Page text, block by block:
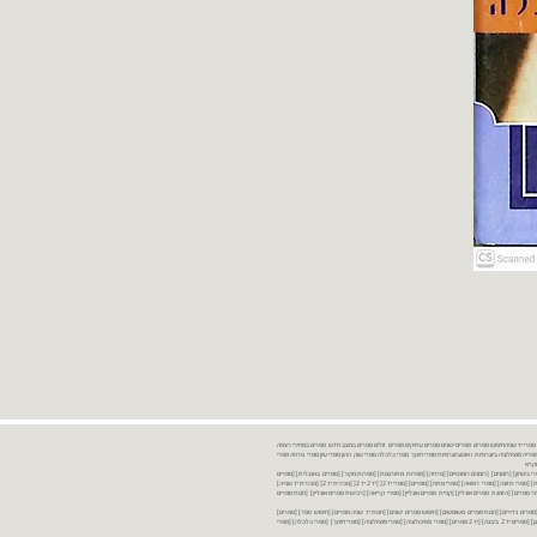
ספרים יד שניה ספרים משומשים ספרים חדשים ספרים יד 2 מכירת ספרים יד שניה ספרי יד שניהחיפוש ספרים ספרים ישנים ספרים עתיקים ספרים זולים ספרים במצב חדש ספרים במחירי רצפה
במבצע ספרים יד 2 ברמת גן ספרים יד 2 ביבנה יד 2 ספרים ספרי פסיכולוגיה ספריה סוציולוגיה ביוגרפיות ו אוטוביוגרפיות ספרי חינוך ספרי כלכלה ספרי שוק ההון ספרי עיון ספרי פרוזה ספרי
ביטחון] [רומנים] [רומנים רומנטיים] [פרוזה] [ספרות מתורגמת] [ספרות מקור] [ספרים באנגלית] [ספרים
חדשים מהחנות] [ספרים מומלצים] [ספרי בישול] [ספרי עידן חדש] [ספרי עסקים] [ספרי מורשת] [מחזות] [ספרי שירה] [ספרי בריאות] [ספרי תזונה] [ספרי רפואה] [ספרי מתח] [ספרים] [ספרי יד 2[ [יד 2 יד 2[ [מכירת יד 2[ [מכירת יד שנייה]
יד 2[ [ספר] [ספרים יד 2[ [הזמנת ספרים] [יד 2 ספרים] [ספרים בזול] [אתר ספרים] [הזמנת ספרים אונליין] [קניית ספרים אונליין] [ספרי קריאה] [רכישת ספרים אונליין] [חנות ספרים
נדירים] [חנות ספרים משומשים] [חיפוש ספרים ישנים] [חנות יד שניה ספרים] [חיפוש ספר] [ספרים]
[חנות ספרים זולים] [ספרים חדשים] [ספרים במחירי רצפה] [ספרים במשלוח חינם] [ספרים במשלוח עד הבית] [ספרים יד 2 ברמת גן] [ספרים יד 2 ביבנה] [יד 2 ספרים] [ספרי פסיכולוגיה] [ספרי סוציולוגיה] [ספרי חינוך] [ספרי כלכלה] [ספרי